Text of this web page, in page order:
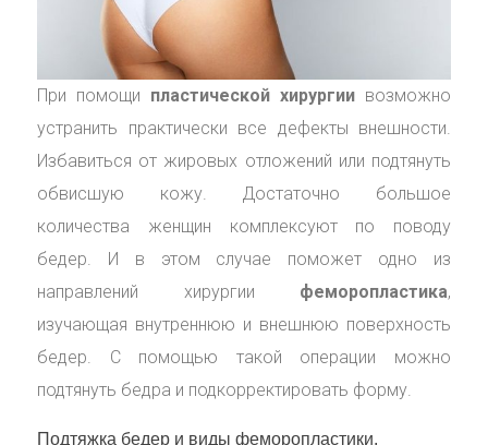
При помощи пластической хирургии возможно
устранить практически все дефекты внешности.
Избавиться от жировых отложений или подтянуть
обвисшую кожу. Достаточно большое
количества женщин комплексуют по поводу
бедер. И в этом случае поможет одно из
направлений хирургии феморопластика,
изучающая внутреннюю и внешнюю поверхность
бедер. С помощью такой операции можно
подтянуть бедра и подкорректировать форму.
Подтяжка бедер и виды феморопластики.